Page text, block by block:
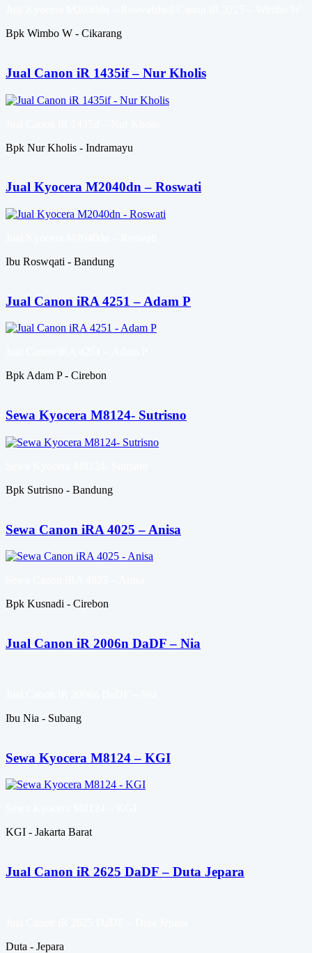
Bpk Wimbo W - Cikarang
Jual Canon iR 1435if – Nur Kholis
Bpk Nur Kholis - Indramayu
Jual Kyocera M2040dn – Roswati
Ibu Roswqati - Bandung
Jual Canon iRA 4251 – Adam P
Bpk Adam P - Cirebon
Sewa Kyocera M8124- Sutrisno
Bpk Sutrisno - Bandung
Sewa Canon iRA 4025 – Anisa
Bpk Kusnadi - Cirebon
Jual Canon iR 2006n DaDF – Nia
Ibu Nia - Subang
Sewa Kyocera M8124 – KGI
KGI - Jakarta Barat
Jual Canon iR 2625 DaDF – Duta Jepara
Duta - Jepara